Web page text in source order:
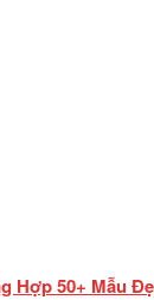
Hợp 50+ Mẫu